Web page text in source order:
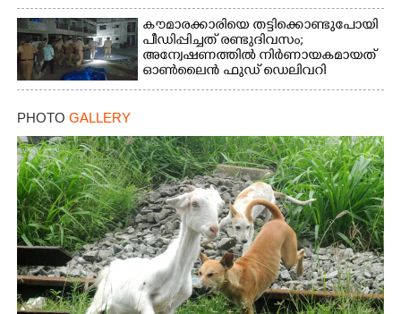
കൗമാരക്കാരിയെ തട്ടിക്കൊണ്ടുപോയി
പീഡിപ്പിച്ചത് രണ്ടുദിവസം;
അന്വേഷണത്തിൽ നിർണായകമായത്
ഓൺലൈൻ ഫുഡ് ഡെലിവറി
PHOTO GALLERY